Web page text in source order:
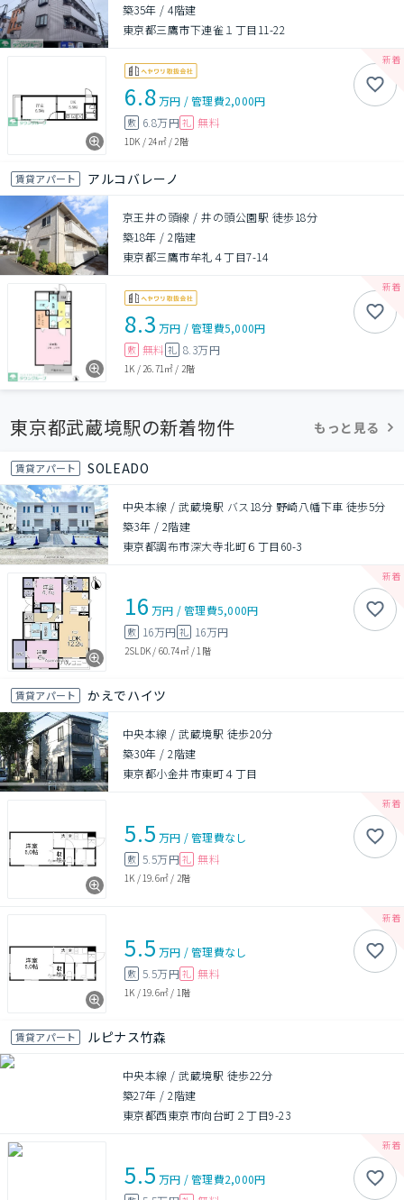
築35年 /4階建
東京都三鷹市下連雀１丁目11-22
6.8万円 /管理費2,000円
敷 6.8万円 礼 無料
1DK /24㎡/2階
賃貸アパート アルコバレーノ
京王井の頭線 / 井の頭公園駅 徒歩18分
築18年 /2階建
東京都三鷹市牟礼４丁目7-14
8.3 万円 /管理費5,000円
敷 無料 礼 8.3万円
1K /26.71㎡ / 2階
東京都武蔵境駅の新着物件 もっと見る
賃貸アパート SOLEADO
中央本線 / 武蔵境駅 バス18分 野崎八幡下車 徒歩5分
築3年 / 2階建
東京都調布市深大寺北町６丁目60-3
16 万円 /管理費5,000円
敷 16万円 礼 16万円
2SLDK / 60.74㎡/ 1階
賃貸アパート かえでハイツ
中央本線 / 武蔵境駅 徒歩20分
築30年 /2階建
東京都小金井市東町４丁目
5.5 万円 /管理費なし
敷 5.5万円 礼 無料
1K / 19.6㎡ / 2階
5.5 万円 /管理費なし
敷 5.5万円 礼 無料
1K / 19.6㎡ / 1階
賃貸アパート ルピナス竹森
中央本線 / 武蔵境駅 徒歩22分
築27年 /2階建
東京都西東京市向台町２丁目9-23
5.5 万円 /管理費2,000円